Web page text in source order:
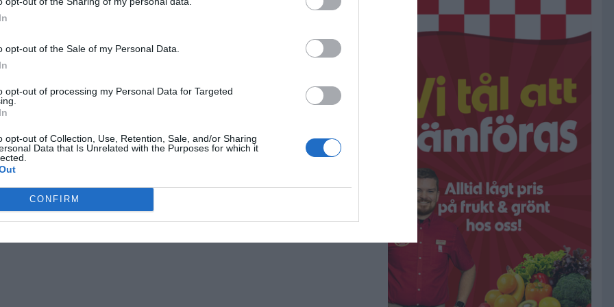
opt-out of the Sale of my Personal Data.
opt-out of processing my Personal Data for Targeted
opt-out of Collection, Use, Retention, Sale, and/or Sharing
Data that Is Unrelated with the Purposes for which it
CONFIRM
kallades till platsen.
bil och sedan in i en fasad. Vi har precis
ledningscentral till Allt Om
med ambulans. Skadeläget är ännu